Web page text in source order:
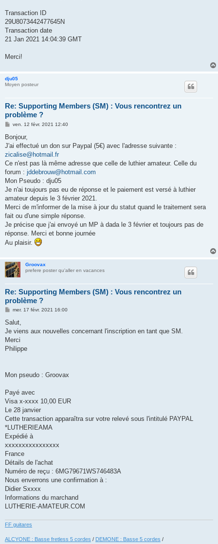
Transaction ID
29U8073442477645N
Transaction date
21 Jan 2021 14:04:39 GMT
Merci!
dju05
Moyen posteur
Re: Supporting Members (SM) : Vous rencontrez un
problème ?
M
s
a
g
ven. 12 févr. 2021 12:40
Bonjour,
J'ai effectué un don sur Paypal (5€) avec l'adresse suivante :
zicalise@hotmail.fr
Ce n'est pas là même adresse que celle de luthier amateur. Celle du
forum : jddebrouw@hotmail.com
Mon Pseudo : dju05
Je n'ai toujours pas eu de réponse et le paiement est versé à luthier
amateur depuis le 3 février 2021.
Merci de m'informer de la mise à jour du statut quand le traitement sera
fait ou d'une simple réponse.
Je précise que j'ai envoyé un MP à dada le 3 février et toujours pas de
réponse. Merci et bonne journée
Au plaisir.
Groovax
prefere poster qu'aller en vacances
Re: Supporting Members (SM) : Vous rencontrez un
problème ?
M
s
a
g
mer. 17 févr. 2021 16:00
Salut,
Je viens aux nouvelles concernant l'inscription en tant que SM.
Merci
Philippe
Mon pseudo : Groovax
Payé avec
Visa x-xxxx 10,00 EUR
Le 28 janvier
Cette transaction apparaîtra sur votre relevé sous l'intitulé PAYPAL
*LUTHERIEAMA
Expédié à
xxxxxxxxxxxxxxxx
France
Détails de l'achat
Numéro de reçu : 6MG79671WS746483A
Nous enverrons une confirmation à :
Didier Sxxxx
Informations du marchand
LUTHERIE-AMATEUR.COM
FF guitares
ALCYONE : Basse fretless 5 cordes / DEMONE : Basse 5 cordes /